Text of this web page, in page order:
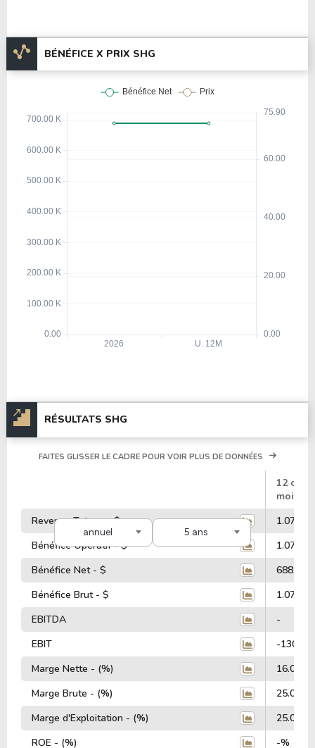
BÉNÉFICE X PRIX SHG
RÉSULTATS SHG
annuel 5 ans
FAITES GLISSER LE CADRE POUR VOIR PLUS DE DONNÉES
12
mois
Revenus Totaux - $
1.07
Bénéfice Opératif - $
1.07
Bénéfice Net - $
688.62
Bénéfice Brut - $
1.07
EBITDA
-
EBIT
-130.77
Marge Nette - (%)
16.05%
Marge Brute - (%)
25.00%
Marge d'Exploitation - (%)
25.00%
ROE - (%)
-%